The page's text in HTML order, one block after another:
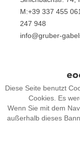
M:+39 337 455
247 948
info@gruber-
Diese Seite benutzt
Cookies. Es
Wenn Sie mit dem
außerhalb dieses